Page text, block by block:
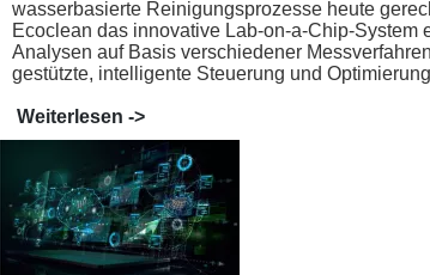
wasserbasierte Reinigungsprozesse heute
Ecoclean das innovative Lab-on-a-Chip-
Analysen auf Basis verschiedener
gestützte, intelligente Steuerung und
Weiterlesen ->